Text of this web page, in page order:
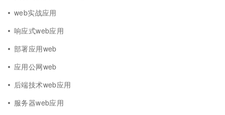
web实战应用
响应式web应用
部署应用web
应用公网web
后端技术web应用
服务器web应用